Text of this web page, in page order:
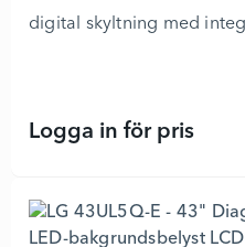
digital skyltning med
Logga in för pris